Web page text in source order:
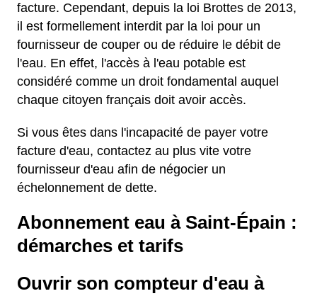
facture. Cependant, depuis la loi Brottes de 2013,
il est formellement interdit par la loi pour un
fournisseur de couper ou de réduire le débit de
l'eau. En effet, l'accès à l'eau potable est
considéré comme un droit fondamental auquel
chaque citoyen français doit avoir accès.
Si vous êtes dans l'incapacité de payer votre
facture d'eau, contactez au plus vite votre
fournisseur d'eau afin de négocier un
échelonnement de dette.
Abonnement eau à Saint-Épain :
démarches et tarifs
Ouvrir son compteur d'eau à